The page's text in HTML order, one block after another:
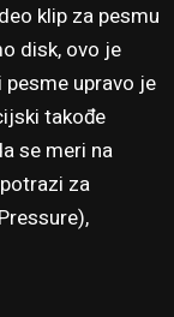
klip za pesmu
disk, ovo je
upravo je
takođe
se meri na
za